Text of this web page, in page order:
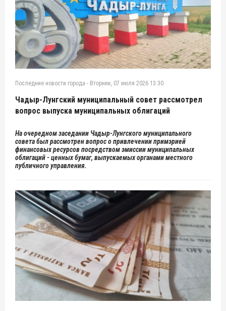
Последние новости города - Вторник, 07 июля 2026 13:30
Чадыр-Лунгский муниципальный совет рассмотрел
вопрос выпуска муниципальных облигаций
На очередном заседании Чадыр-Лунгского муниципального
совета был рассмотрен вопрос о привлечении примэрией
финансовых ресурсов посредством эмиссии муниципальных
облигаций - ценных бумаг, выпускаемых органами местного
публичного управления.